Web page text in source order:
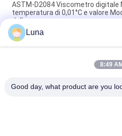
ASTM-D2084 Viscometro digitale
temperatura di 0,01°C e valore
della gomma
Macchina di prova di gomma
del chip reometro di controllo
Tester di impatto digitale ISO 180
Luna
8:49 AM
Good day, what product are you